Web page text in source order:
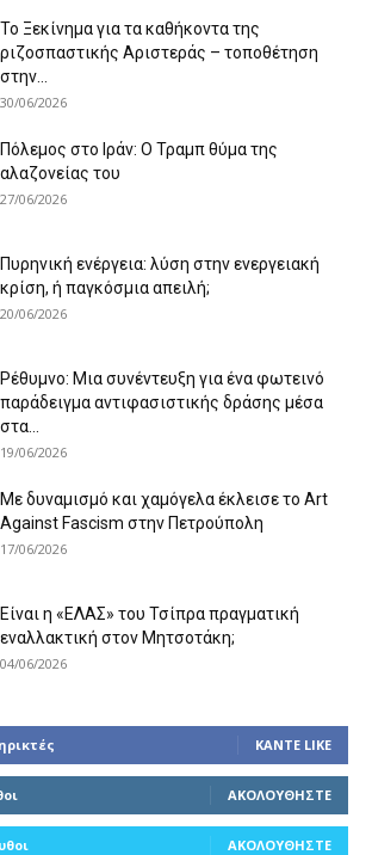
Το Ξεκίνημα για τα καθήκοντα της
ριζοσπαστικής Αριστεράς – τοποθέτηση
στην...
30/06/2026
Πόλεμος στο Ιράν: Ο Τραμπ θύμα της
αλαζονείας του
27/06/2026
Πυρηνική ενέργεια: λύση στην ενεργειακή
κρίση, ή παγκόσμια απειλή;
20/06/2026
Ρέθυμνο: Μια συνέντευξη για ένα φωτεινό
παράδειγμα αντιφασιστικής δράσης μέσα
στα...
19/06/2026
Με δυναμισμό και χαμόγελα έκλεισε το Art
Against Fascism στην Πετρούπολη
17/06/2026
Είναι η «ΕΛΑΣ» του Τσίπρα πραγματική
εναλλακτική στον Μητσοτάκη;
04/06/2026
ΚΆΝΤΕ LIKE
ΑΚΟΛΟΥΘΉΣΤΕ
ΑΚΟΛΟΥΘΉΣΤΕ